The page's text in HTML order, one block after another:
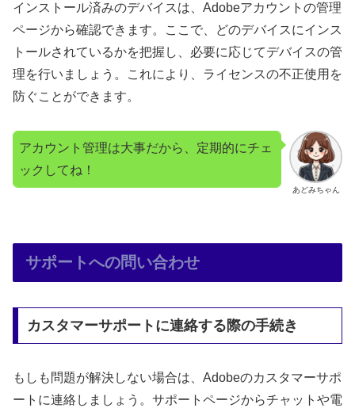
インストール済みのデバイスは、Adobeアカウントの管理
ページから確認できます。ここで、どのデバイスにインス
トールされているかを把握し、必要に応じてデバイスの管
理を行いましょう。これにより、ライセンスの不正使用を
防ぐことができます。
あどみちゃん
アカウント管理は大事だから、定期的にチェ
ックしてね！
サポートへの問い合わせ
カスタマーサポートに連絡する際の手続き
もしも問題が解決しない場合は、Adobeのカスタマーサポ
ートに連絡しましょう。サポートページからチャットや電